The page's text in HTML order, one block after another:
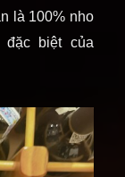
là 100% nho
đặc biệt của